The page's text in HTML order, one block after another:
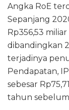
Angka RoE
Sepanjang
Rp356,53
dibandingkan
terjadinya
Pendapatan,
sebesar
tahun